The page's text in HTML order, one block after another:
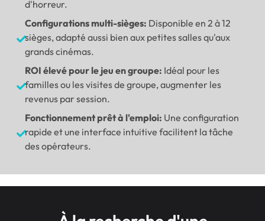
d'horreur.
Configurations multi-sièges: Disponible en 2 à 12
sièges, adapté aussi bien aux petites salles qu'aux
grands cinémas.
ROI élevé pour le jeu en groupe: Idéal pour les
familles ou les visites de groupe, augmenter les
revenus par session.
Fonctionnement prêt à l'emploi: Une configuration
rapide et une interface intuitive facilitent la tâche
des opérateurs.